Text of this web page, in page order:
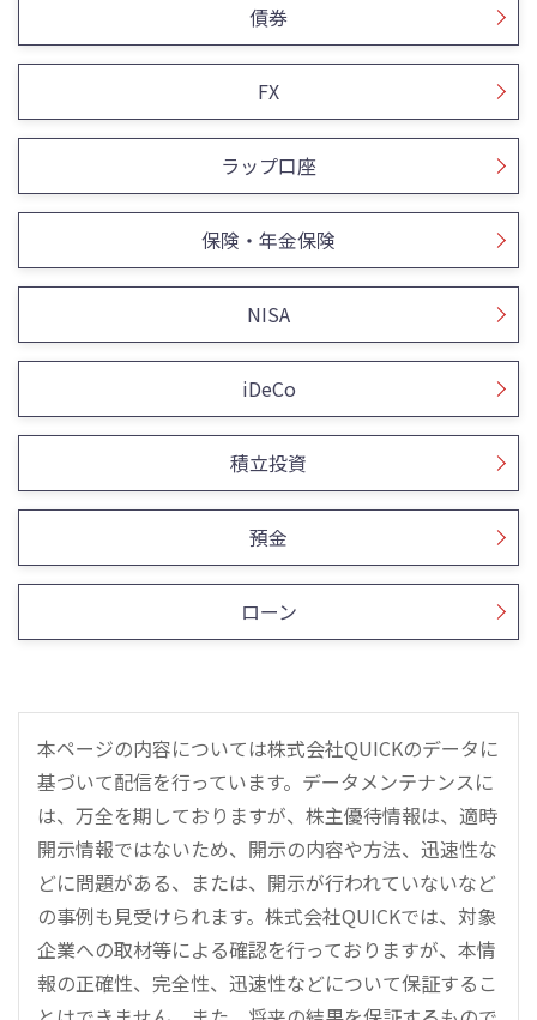
債券
FX
ラップ口座
保険・年金保険
NISA
iDeCo
積立投資
預金
ローン
本ページの内容については株式会社QUICKのデータに
基づいて配信を行っています。データメンテナンスに
は、万全を期しておりますが、株主優待情報は、適時
開示情報ではないため、開示の内容や方法、迅速性な
どに問題がある、または、開示が行われていないなど
の事例も見受けられます。株式会社QUICKでは、対象
企業への取材等による確認を行っておりますが、本情
報の正確性、完全性、迅速性などについて保証するこ